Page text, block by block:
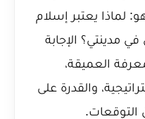
لماذا يعتبر إسلام
مدينتي؟ الإجابة
العميقة،
والقدرة على
التوقعات.